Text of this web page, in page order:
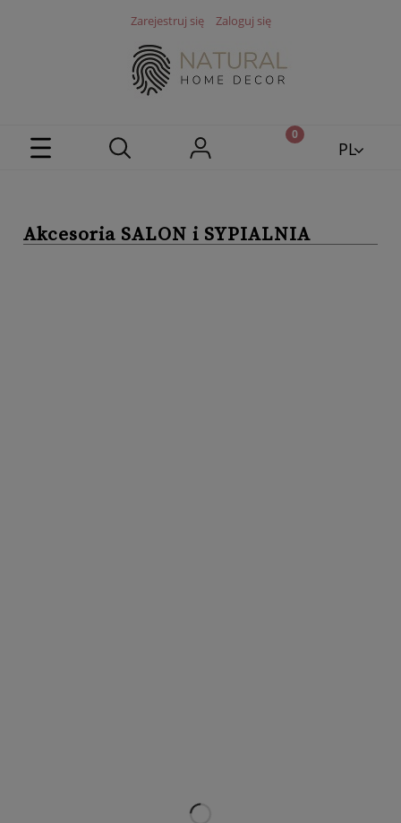
Zarejestruj się Zaloguj się
PL
Akcesoria SALON i SYPIALNIA